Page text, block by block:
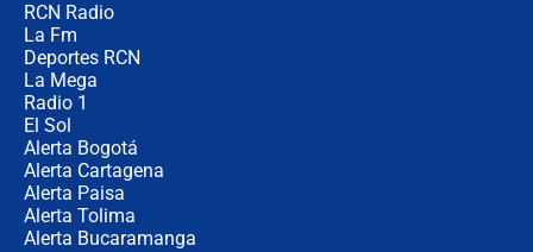
RCN Radio
La Fm
Deportes RCN
La Mega
Radio 1
El Sol
Alerta Bogotá
Alerta Cartagena
Alerta Paisa
Alerta Tolima
Alerta Bucaramanga